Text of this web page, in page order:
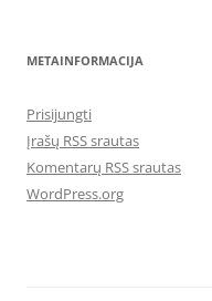
METAINFORMACIJA
Prisijungti
Įrašų RSS srautas
Komentarų RSS srautas
WordPress.org